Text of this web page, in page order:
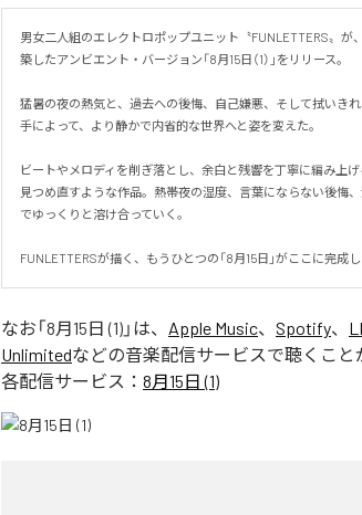
男女二人組のエレクトロポップユニット〝FUNLETTERS〟が
築したアンビエント・バージョン「8月15日（1）」をリリース。
猛暑の夜の熱気と、過去への後悔、自己嫌悪、そして拭いき
手によって、より静かで内省的な世界へと姿を変えた。
ビートやメロディを削ぎ落とし、余白と残響を丁寧に編み上げ
見つめ直すような作品。熱帯夜の湿度、言葉にならない後悔
でゆっくりと溶け合っていく。
FUNLETTERSが描く、もうひとつの「8月15日」がここに完成し
なお「8月15日 (1) 」は、 Apple Music、 Spotify、
Unlimitedなどの音楽配信サービスで聴くこと
各配信サービス： 8月15日 (1)